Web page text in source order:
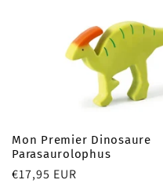
Mon Premier Dinosaure
Parasaurolophus
Prix
€17,95 EUR